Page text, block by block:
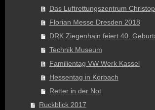
Das Luftrettungszentrum
Florian Messe Dresden 2018
DRK Ziegenhain feiert 40.
Technik Museum
Familientag VW Werk Kassel
Hessentag in Korbach
Retter in der Not
Ruckblick 2017